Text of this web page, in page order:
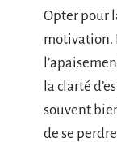
Opter pour
motivation.
la clarté
souvent
de se